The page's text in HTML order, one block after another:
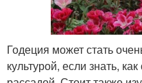
Годеция может стать
культурой, если знать,